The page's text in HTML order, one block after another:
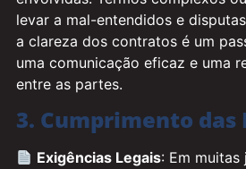
levar a mal-entendidos e
a clareza dos contratos é um
uma comunicação eficaz e uma
entre as partes.
3. Cumprimento das
Exigências Legais: Em muitas